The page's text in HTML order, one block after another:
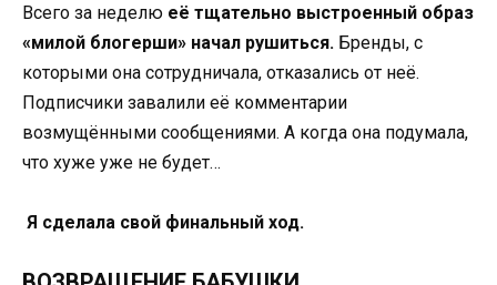
Всего за неделю её тщательно выстроенный образ
«милой блогерши» начал рушиться. Бренды, с
которыми она сотрудничала, отказались от неё.
Подписчики завалили её комментарии
возмущёнными сообщениями. А когда она подумала,
что хуже уже не будет…
Я сделала свой финальный ход.